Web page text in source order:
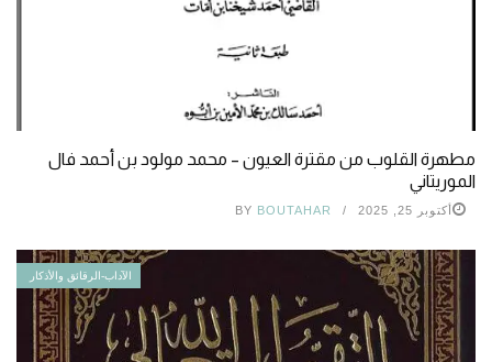
مطهرة القلوب من مقترة العيون – محمد مولود بن أحمد فال
الموريتاني
أكتوبر 25, 2025 BY BOUTAHAR
الآداب-الرقائق والأذكار